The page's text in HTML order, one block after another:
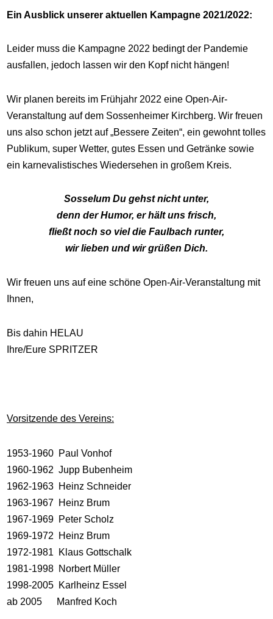
Ein Ausblick unserer aktuellen Kampagne 2021/2022:
Leider muss die Kampagne 2022 bedingt der Pandemie
ausfallen, jedoch lassen wir den Kopf nicht hängen!
Wir planen bereits im Frühjahr 2022 eine Open-Air-
Veranstaltung auf dem Sossenheimer Kirchberg. Wir freuen
uns also schon jetzt auf „Bessere Zeiten“, ein gewohnt tolles
Publikum, super Wetter, gutes Essen und Getränke sowie
ein karnevalistisches Wiedersehen in großem Kreis.
Sosselum Du gehst nicht unter,
denn der Humor, er hält uns frisch,
fließt noch so viel die Faulbach runter,
wir lieben und wir grüßen Dich.
Wir freuen uns auf eine schöne Open-Air-Veranstaltung mit
Ihnen,
Bis dahin HELAU
Ihre/Eure SPRITZER
Vorsitzende des Vereins:
1953-1960 Paul Vonhof
1960-1962 Jupp Bubenheim
1962-1963 Heinz Schneider
1963-1967 Heinz Brum
1967-1969 Peter Scholz
1969-1972 Heinz Brum
1972-1981 Klaus Gottschalk
1981-1998 Norbert Müller
1998-2005 Karlheinz Essel
ab 2005 Manfred Koch